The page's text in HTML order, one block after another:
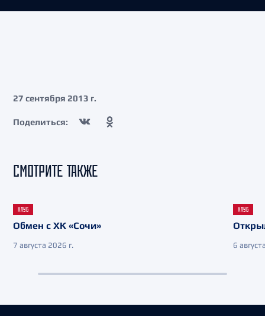
27 сентября 2013 г.
Поделиться:
СМОТРИТЕ ТАКЖЕ
КЛУБ
Обмен с ХК «Сочи»
7 августа 2026 г.
КЛУБ
6